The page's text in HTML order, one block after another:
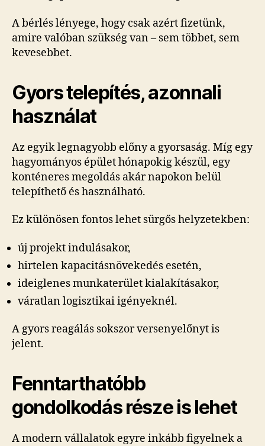
A bérlés lényege, hogy csak azért fizetünk,
amire valóban szükség van – sem többet, sem
kevesebbet.
Gyors telepítés, azonnali
használat
Az egyik legnagyobb előny a gyorsaság. Míg egy
hagyományos épület hónapokig készül, egy
konténeres megoldás akár napokon belül
telepíthető és használható.
Ez különösen fontos lehet sürgős helyzetekben:
új projekt indulásakor,
hirtelen kapacitásnövekedés esetén,
ideiglenes munkaterület kialakításakor,
váratlan logisztikai igényeknél.
A gyors reagálás sokszor versenyelőnyt is
jelent.
Fenntarthatóbb
gondolkodás része is lehet
A modern vállalatok egyre inkább figyelnek a